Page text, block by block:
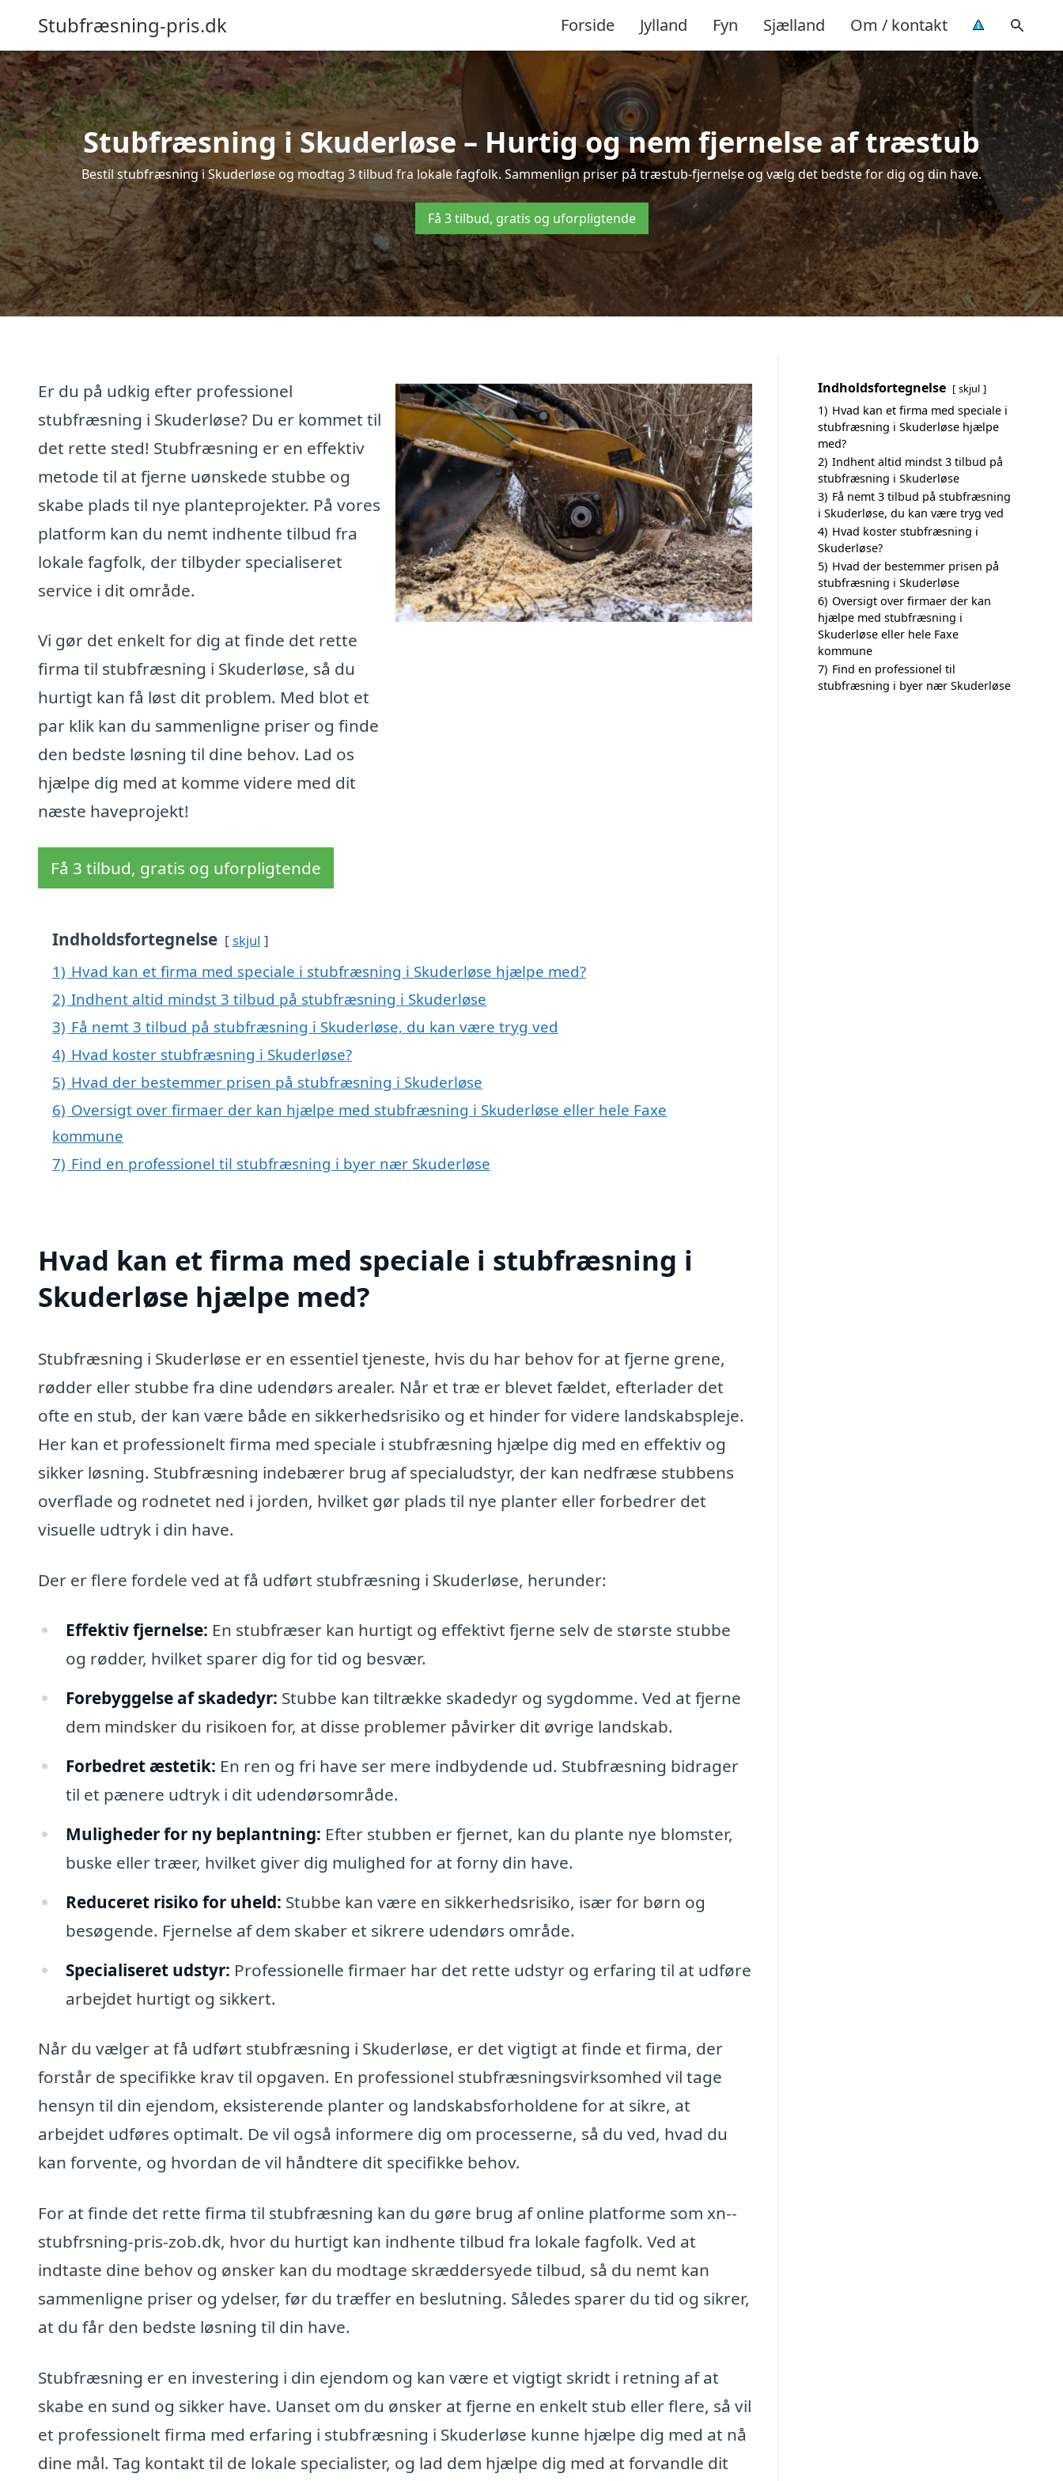
Stubfræsning-pris.dk Forside Jylland Fyn Sjælland Om / kontakt
Stubfræsning i Skuderløse – Hurtig og nem fjernelse af træstub
Bestil stubfræsning i Skuderløse og modtag 3 tilbud fra lokale fagfolk. Sammenlign priser på træstub-fjernelse og vælg det bedste for dig og din have.
Få 3 tilbud, gratis og uforpligtende
Er du på udkig efter professionel
stubfræsning i Skuderløse? Du er kommet til
det rette sted! Stubfræsning er en effektiv
metode til at fjerne uønskede stubbe og
skabe plads til nye planteprojekter. På vores
platform kan du nemt indhente tilbud fra
lokale fagfolk, der tilbyder specialiseret
service i dit område.
Vi gør det enkelt for dig at finde det rette
firma til stubfræsning i Skuderløse, så du
hurtigt kan få løst dit problem. Med blot et
par klik kan du sammenligne priser og finde
den bedste løsning til dine behov. Lad os
hjælpe dig med at komme videre med dit
næste haveprojekt!
Få 3 tilbud, gratis og uforpligtende
Indholdsfortegnelse skjul
1) Hvad kan et firma med speciale i stubfræsning i Skuderløse hjælpe med?
2) Indhent altid mindst 3 tilbud på stubfræsning i Skuderløse
3) Få nemt 3 tilbud på stubfræsning i Skuderløse, du kan være tryg ved
4) Hvad koster stubfræsning i Skuderløse?
5) Hvad der bestemmer prisen på stubfræsning i Skuderløse
6) Oversigt over firmaer der kan hjælpe med stubfræsning i Skuderløse eller hele Faxe
kommune
7) Find en professionel til stubfræsning i byer nær Skuderløse
Hvad kan et firma med speciale i stubfræsning i
Skuderløse hjælpe med?
Stubfræsning i Skuderløse er en essentiel tjeneste, hvis du har behov for at fjerne grene,
rødder eller stubbe fra dine udendørs arealer. Når et træ er blevet fældet, efterlader det
ofte en stub, der kan være både en sikkerhedsrisiko og et hinder for videre landskabspleje.
Her kan et professionelt firma med speciale i stubfræsning hjælpe dig med en effektiv og
sikker løsning. Stubfræsning indebærer brug af specialudstyr, der kan nedfræse stubbens
overflade og rodnetet ned i jorden, hvilket gør plads til nye planter eller forbedrer det
visuelle udtryk i din have.
Der er flere fordele ved at få udført stubfræsning i Skuderløse, herunder:
Effektiv fjernelse: En stubfræser kan hurtigt og effektivt fjerne selv de største stubbe
og rødder, hvilket sparer dig for tid og besvær.
Forebyggelse af skadedyr: Stubbe kan tiltrække skadedyr og sygdomme. Ved at fjerne
dem mindsker du risikoen for, at disse problemer påvirker dit øvrige landskab.
Forbedret æstetik: En ren og fri have ser mere indbydende ud. Stubfræsning bidrager
til et pænere udtryk i dit udendørsområde.
Muligheder for ny beplantning: Efter stubben er fjernet, kan du plante nye blomster,
buske eller træer, hvilket giver dig mulighed for at forny din have.
Reduceret risiko for uheld: Stubbe kan være en sikkerhedsrisiko, især for børn og
besøgende. Fjernelse af dem skaber et sikrere udendørs område.
Specialiseret udstyr: Professionelle firmaer har det rette udstyr og erfaring til at udføre
arbejdet hurtigt og sikkert.
Når du vælger at få udført stubfræsning i Skuderløse, er det vigtigt at finde et firma, der
forstår de specifikke krav til opgaven. En professionel stubfræsningsvirksomhed vil tage
hensyn til din ejendom, eksisterende planter og landskabsforholdene for at sikre, at
arbejdet udføres optimalt. De vil også informere dig om processerne, så du ved, hvad du
kan forvente, og hvordan de vil håndtere dit specifikke behov.
For at finde det rette firma til stubfræsning kan du gøre brug af online platforme som xn--
stubfrsning-pris-zob.dk, hvor du hurtigt kan indhente tilbud fra lokale fagfolk. Ved at
indtaste dine behov og ønsker kan du modtage skræddersyede tilbud, så du nemt kan
sammenligne priser og ydelser, før du træffer en beslutning. Således sparer du tid og sikrer,
at du får den bedste løsning til din have.
Stubfræsning er en investering i din ejendom og kan være et vigtigt skridt i retning af at
skabe en sund og sikker have. Uanset om du ønsker at fjerne en enkelt stub eller flere, så vil
et professionelt firma med erfaring i stubfræsning i Skuderløse kunne hjælpe dig med at nå
dine mål. Tag kontakt til de lokale specialister, og lad dem hjælpe dig med at forvandle dit
Indholdsfortegnelse skjul
1) Hvad kan et firma med speciale i
stubfræsning i Skuderløse hjælpe
med?
2) Indhent altid mindst 3 tilbud på
stubfræsning i Skuderløse
3) Få nemt 3 tilbud på stubfræsning
i Skuderløse, du kan være tryg ved
4) Hvad koster stubfræsning i
Skuderløse?
5) Hvad der bestemmer prisen på
stubfræsning i Skuderløse
6) Oversigt over firmaer der kan
hjælpe med stubfræsning i
Skuderløse eller hele Faxe
kommune
7) Find en professionel til
stubfræsning i byer nær Skuderløse